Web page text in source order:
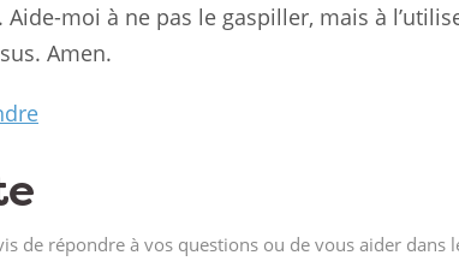
moi à ne pas le gaspiller, mais à
Amen.
de répondre à vos questions ou de vous aider dans